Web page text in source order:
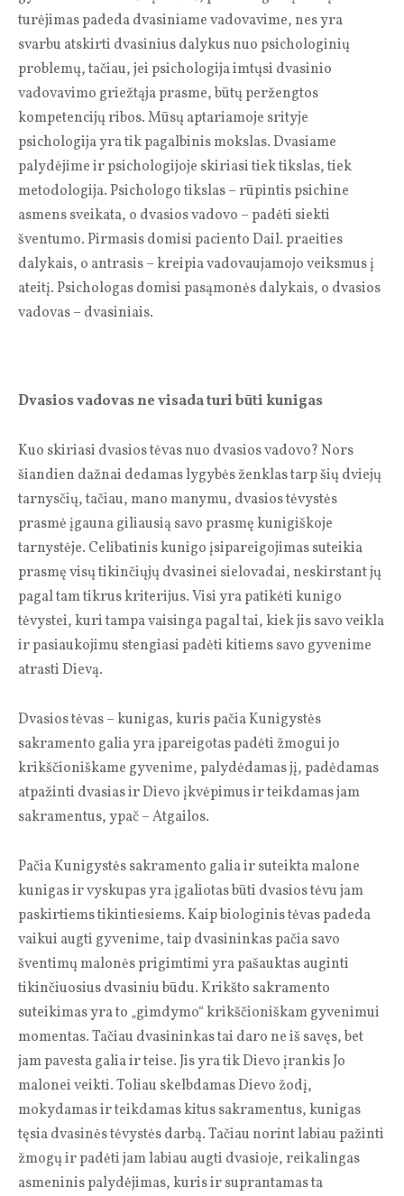
turėjimas padeda dvasiniame vadovavime, nes yra
svarbu atskirti dvasinius dalykus nuo psichologinių
problemų, tačiau, jei psichologija imtųsi dvasinio
vadovavimo griežtąja prasme, būtų peržengtos
kompetencijų ribos. Mūsų aptariamoje srityje
psichologija yra tik pagalbinis mokslas. Dvasiame
palydėjime ir psichologijoje skiriasi tiek tikslas, tiek
metodologija. Psichologo tikslas – rūpintis psichine
asmens sveikata, o dvasios vadovo – padėti siekti
šventumo. Pirmasis domisi paciento Dail. praeities
dalykais, o antrasis – kreipia vadovaujamojo veiksmus į
ateitį. Psichologas domisi pasąmonės dalykais, o dvasios
vadovas – dvasiniais.
Dvasios vadovas ne visada turi būti kunigas
Kuo skiriasi dvasios tėvas nuo dvasios vadovo? Nors
šiandien dažnai dedamas lygybės ženklas tarp šių dviejų
tarnysčių, tačiau, mano manymu, dvasios tėvystės
prasmė įgauna giliausią savo prasmę kunigiškoje
tarnystėje. Celibatinis kunigo įsipareigojimas suteikia
prasmę visų tikinčiųjų dvasinei sielovadai, neskirstant jų
pagal tam tikrus kriterijus. Visi yra patikėti kunigo
tėvystei, kuri tampa vaisinga pagal tai, kiek jis savo veikla
ir pasiaukojimu stengiasi padėti kitiems savo gyvenime
atrasti Dievą.
Dvasios tėvas – kunigas, kuris pačia Kunigystės
sakramento galia yra įpareigotas padėti žmogui jo
krikščioniškame gyvenime, palydėdamas jį, padėdamas
atpažinti dvasias ir Dievo įkvėpimus ir teikdamas jam
sakramentus, ypač – Atgailos.
Pačia Kunigystės sak­ra­men­to galia ir suteikta malone
kunigas ir vyskupas yra įgaliotas būti dvasios tėvu jam
paskirtiems tikintiesiems. Kaip biologinis tėvas padeda
vaikui augti gyvenime, taip dvasininkas pačia savo
šventimų malonės prigimtimi yra pašauktas auginti
tikinčiuosius dvasiniu būdu. Krikšto sakramento
suteikimas yra to „gimdymo“ krikščioniškam gyvenimui
momentas. Tačiau dvasininkas tai daro ne iš savęs, bet
jam pavesta galia ir teise. Jis yra tik Dievo įrankis Jo
malonei veikti. Toliau skelbdamas Dievo žodį,
mokydamas ir teikdamas kitus sakramentus, kunigas
tęsia dvasinės tėvystės darbą. Tačiau norint labiau pažinti
žmogų ir padėti jam labiau augti dvasioje, reikalingas
asmeninis palydėjimas, kuris ir suprantamas ta